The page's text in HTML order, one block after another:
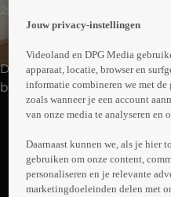
25min
De Russische prinses Lena
balletdanseres. Als ze een
ze plotseling niet meer in
Terwijl haar vriendje Henri
Lena uit de greep zien te
Tijdverzamelaars.
Jouw privacy-instellingen
Videoland en DPG Media
apparaat, locatie, browser en
informatie combineren we met
zoals wanneer je een account
van onze media te analyseren en
Daarnaast kunnen we, als je hier
gebruiken om onze content,
personaliseren en je relevante
marketingdoeleinden delen met